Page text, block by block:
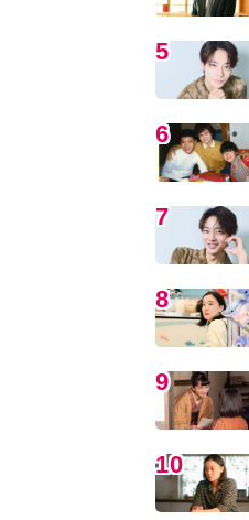
5
6
7
8
9
10